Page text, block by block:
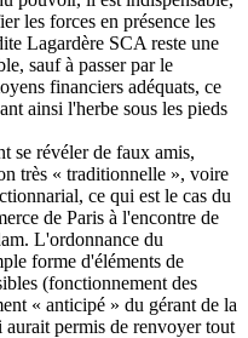
les forces en présence les
Lagardère SCA reste une
sauf à passer par le
financiers adéquats, ce
ainsi l'herbe sous les pieds
se révéler de faux amis,
très « traditionnelle », voire
ce qui est le cas du
de Paris à l'encontre de
L'ordonnance du
forme d'éléments de
(fonctionnement des
« anticipé » du gérant de la
permis de renvoyer tout